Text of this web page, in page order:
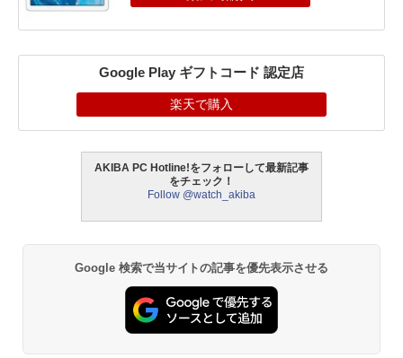
Google Play ギフトコード 認定店
楽天で購入
AKIBA PC Hotline!をフォローして最新記事
をチェック！
Follow @watch_akiba
Google 検索で当サイトの記事を優先表示させる